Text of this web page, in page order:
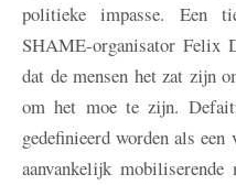
politieke impasse. Een
SHAME-organisator Felix
dat de mensen het zat zijn
om het moe te zijn.
gedefinieerd worden als
aanvankelijk